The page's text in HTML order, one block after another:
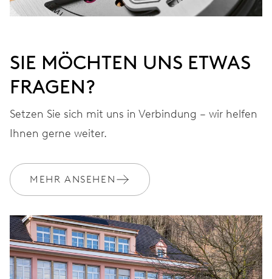
SIE MÖCHTEN UNS ETWAS
FRAGEN?
Setzen Sie sich mit uns in Verbindung – wir helfen
Ihnen gerne weiter.
MEHR ANSEHEN